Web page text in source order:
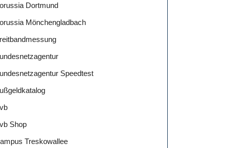
Dortmund
Mönchengladbach
Speedtest
Shop
Treskowallee